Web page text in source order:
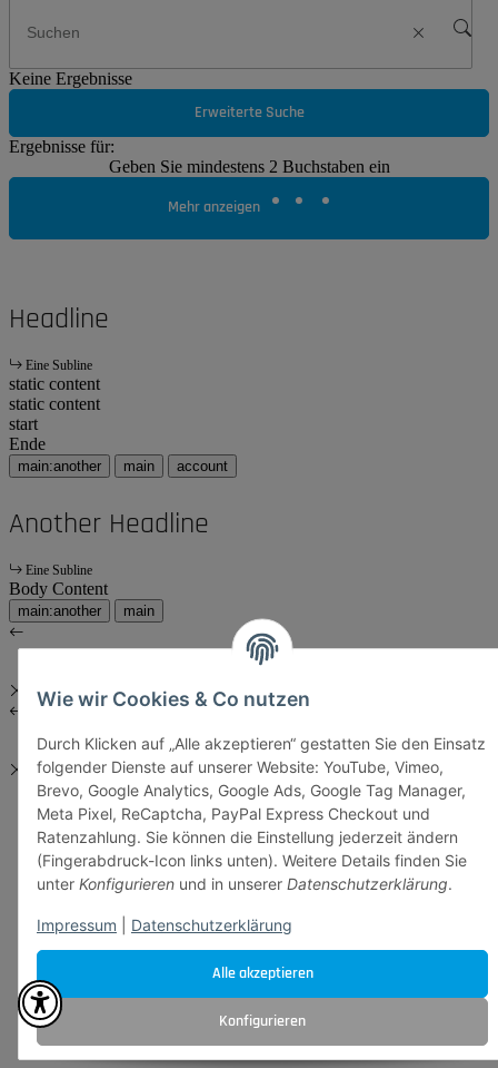
Alle akzeptieren
Konfigurieren
Wie wir Cookies & Co nutzen
Durch Klicken auf „Alle akzeptieren“ gestatten Sie den Einsatz
folgender Dienste auf unserer Website: YouTube, Vimeo,
Brevo, Google Analytics, Google Ads, Google Tag Manager,
Meta Pixel, ReCaptcha, PayPal Express Checkout und
Ratenzahlung. Sie können die Einstellung jederzeit ändern
(Fingerabdruck-Icon links unten). Weitere Details finden Sie
unter Konfigurieren und in unserer Datenschutzerklärung.
Impressum Datenschutzerklärung
Keine Ergebnisse
Erweiterte Suche
Ergebnisse für:
Geben Sie mindestens 2 Buchstaben ein
Mehr anzeigen
Headline
Eine Subline
static content
static content
start
Ende
main:another main account
Another Headline
Eine Subline
Body Content
main:another main